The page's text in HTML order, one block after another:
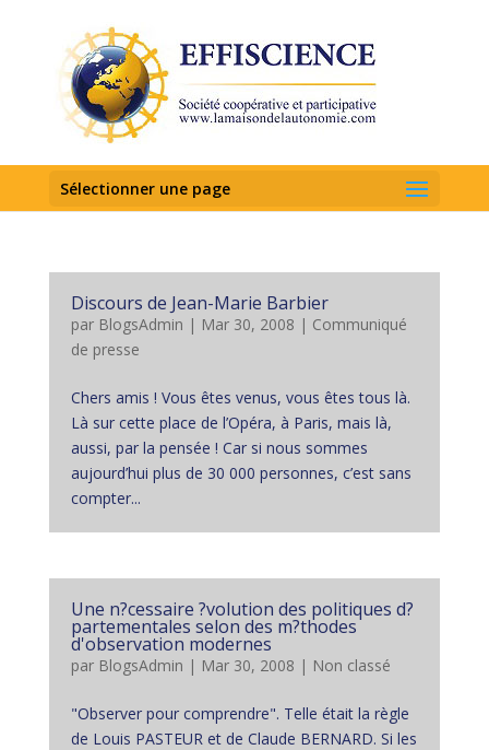
Sélectionner une page
Discours de Jean-Marie Barbier
par BlogsAdmin | Mar 30, 2008 | Communiqué
de presse
Chers amis ! Vous êtes venus, vous êtes tous là.
Là sur cette place de l’Opéra, à Paris, mais là,
aussi, par la pensée ! Car si nous sommes
aujourd’hui plus de 30 000 personnes, c’est sans
compter...
Une n?cessaire ?volution des politiques d?
partementales selon des m?thodes
d'observation modernes
par BlogsAdmin | Mar 30, 2008 | Non classé
"Observer pour comprendre". Telle était la règle
de Louis PASTEUR et de Claude BERNARD. Si les